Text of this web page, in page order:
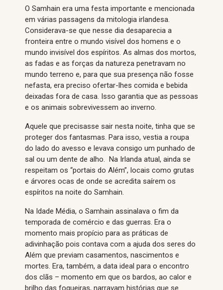
O Samhain era uma festa importante e mencionada
em várias passagens da mitologia irlandesa.
Considerava-se que nesse dia desaparecia a
fronteira entre o mundo visível dos homens e o
mundo invisível dos espíritos. As almas dos mortos,
as fadas e as forças da natureza penetravam no
mundo terreno e, para que sua presença não fosse
nefasta, era preciso ofertar-lhes comida e bebida
deixadas fora de casa. Isso garantia que as pessoas
e os animais sobrevivessem ao inverno.
Aquele que precisasse sair nesta noite, tinha que se
proteger dos fantasmas. Para isso, vestia a roupa
do lado do avesso e levava consigo um punhado de
sal ou um dente de alho. Na Irlanda atual, ainda se
respeitam os “portais do Além”, locais como grutas
e árvores ocas de onde se acredita saírem os
espíritos na noite do Samhain.
Na Idade Média, o Samhain assinalava o fim da
temporada de comércio e das guerras. Era o
momento mais propício para as práticas de
adivinhação pois contava com a ajuda dos seres do
Além que previam casamentos, nascimentos e
mortes. Era, também, a data ideal para o encontro
dos clãs – momento em que os bardos, ao calor e
brilho das fogueiras, narravam histórias que se